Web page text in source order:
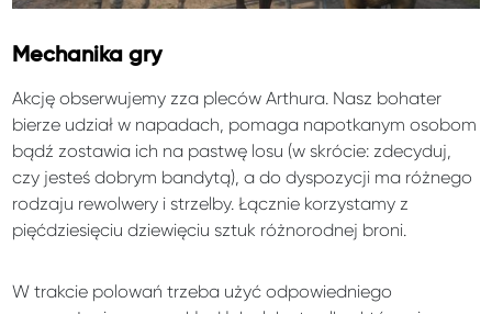
Mechanika gry
Akcję obserwujemy zza pleców Arthura. Nasz bohater
bierze udział w napadach, pomaga napotkanym osobom
bądź zostawia ich na pastwę losu (w skrócie: zdecyduj,
czy jesteś dobrym bandytą), a do dyspozycji ma różnego
rodzaju rewolwery i strzelby. Łącznie korzystamy z
pięćdziesięciu dziewięciu sztuk różnorodnej broni.
W trakcie polowań trzeba użyć odpowiedniego